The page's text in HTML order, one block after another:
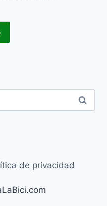
de privacidad